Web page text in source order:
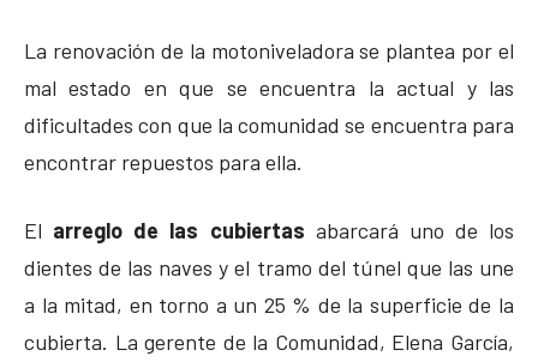
La renovación de la motoniveladora se plantea por el
mal estado en que se encuentra la actual y las
dificultades con que la comunidad se encuentra para
encontrar repuestos para ella.
El arreglo de las cubiertas abarcará uno de los
dientes de las naves y el tramo del túnel que las une
a la mitad, en torno a un 25 % de la superficie de la
cubierta. La gerente de la Comunidad, Elena García,